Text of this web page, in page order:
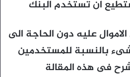
ان تستخدم البنك
عليه دون الحاجة الى
بالنسبة للمستخدمين
فى هذه المقالة